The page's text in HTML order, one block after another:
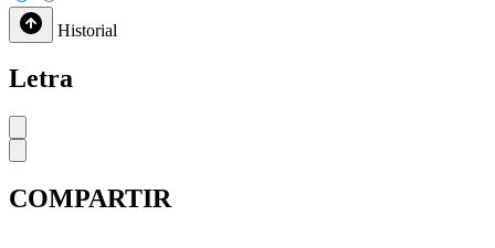
Historial
Letra
COMPARTIR